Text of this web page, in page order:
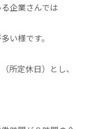
企業さんでは
い様です。
所定休日）とし、